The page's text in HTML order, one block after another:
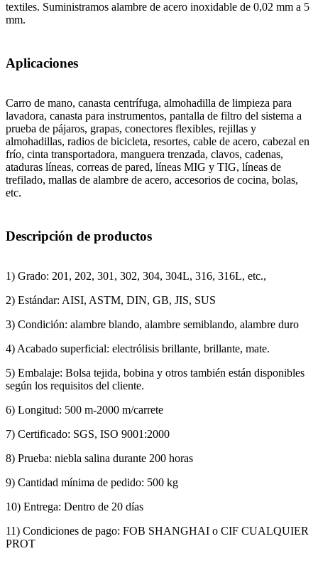
textiles. Suministramos alambre de acero inoxidable de 0,02 mm a 5
mm.
Aplicaciones
Carro de mano, canasta centrífuga, almohadilla de limpieza para
lavadora, canasta para instrumentos, pantalla de filtro del sistema a
prueba de pájaros, grapas, conectores flexibles, rejillas y
almohadillas, radios de bicicleta, resortes, cable de acero, cabezal en
frío, cinta transportadora, manguera trenzada, clavos, cadenas,
ataduras líneas, correas de pared, líneas MIG y TIG, líneas de
trefilado, mallas de alambre de acero, accesorios de cocina, bolas,
etc.
Descripción de productos
1) Grado: 201, 202, 301, 302, 304, 304L, 316, 316L, etc.,
2) Estándar: AISI, ASTM, DIN, GB, JIS, SUS
3) Condición: alambre blando, alambre semiblando, alambre duro
4) Acabado superficial: electrólisis brillante, brillante, mate.
5) Embalaje: Bolsa tejida, bobina y otros también están disponibles
según los requisitos del cliente.
6) Longitud: 500 m-2000 m/carrete
7) Certificado: SGS, ISO 9001:2000
8) Prueba: niebla salina durante 200 horas
9) Cantidad mínima de pedido: 500 kg
10) Entrega: Dentro de 20 días
11) Condiciones de pago: FOB SHANGHAI o CIF CUALQUIER
PROT